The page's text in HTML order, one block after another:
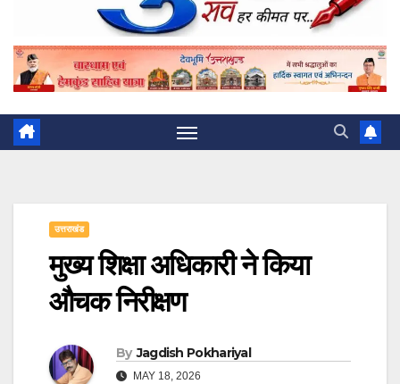
उत्तराखंड
मुख्य शिक्षा अधिकारी ने किया
औचक निरीक्षण
By Jagdish Pokhariyal
MAY 18, 2026